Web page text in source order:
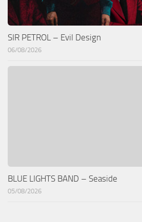
SIR PETROL – Evil Design
06/08/2026
BLUE LIGHTS BAND – Seaside
05/08/2026